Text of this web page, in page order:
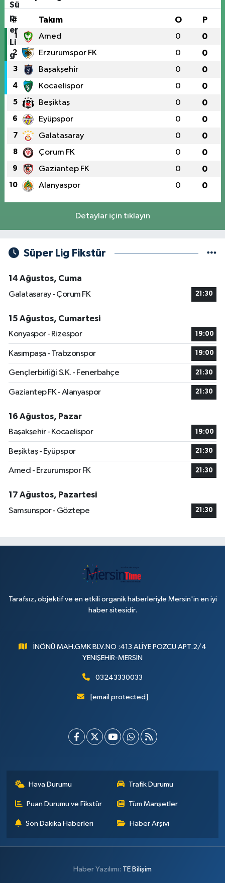
# Takım O P
1 Amed 0 0
2 Erzurumspor FK 0 0
3 Başakşehir 0 0
4 Kocaelispor 0 0
5 Beşiktaş 0 0
6 Eyüpspor 0 0
7 Galatasaray 0 0
8 Çorum FK 0 0
9 Gaziantep FK 0 0
10 Alanyaspor 0 0
Detaylar için tıklayın
Süper Lig Fikstür
14 Ağustos, Cuma
Galatasaray - Çorum FK
21:30
15 Ağustos, Cumartesi
Konyaspor - Rizespor
19:00
Kasımpaşa - Trabzonspor 19:00
Gençlerbirliği S.K. - Fenerbahçe 21:30
Gaziantep FK - Alanyaspor 21:30
16 Ağustos, Pazar
Başakşehir - Kocaelispor
19:00
Beşiktaş - Eyüpspor 21:30
Amed - Erzurumspor FK 21:30
17 Ağustos, Pazartesi
Samsunspor - Göztepe
21:30
Tarafsız, objektif ve en etkili organik haberleriyle Mersin'in en iyi
haber sitesidir.
İNÖNÜ MAH.GMK BLV.NO :413 ALİYE POZCU APT.2/4
YENİŞEHİR-MERSİN
03243330033
[email protected]
Hava Durumu Trafik Durumu
Puan Durumu ve Fikstür Tüm Manşetler
Son Dakika Haberleri Haber Arşivi
Haber Yazılımı: TE Bilişim